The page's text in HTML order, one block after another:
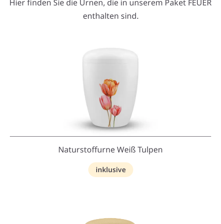
Hier finden Sie die Urnen, die in unserem Paket FEUER
enthalten sind.
Naturstoffurne Weiß Tulpen
inklusive